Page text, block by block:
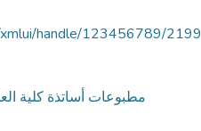
xmlui/handle/123456789/2199
مطبوعات أساتذة كلية